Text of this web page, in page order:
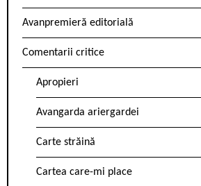
Avanpremieră editorială
Comentarii critice
Apropieri
Avangarda ariergardei
Carte străină
Cartea care-mi place